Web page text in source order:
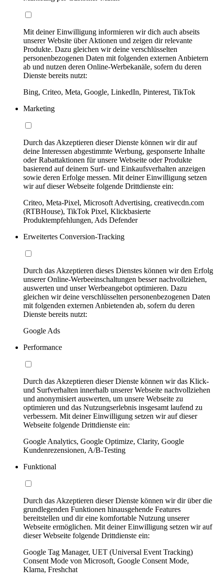
Mit deiner Einwilligung informieren wir dich auch abseits
unserer Website über Aktionen und zeigen dir relevante
Produkte. Dazu gleichen wir deine verschlüsselten
personenbezogenen Daten mit folgenden externen Anbietern
ab und nutzen deren Online-Werbekanäle, sofern du deren
Dienste bereits nutzt:
Bing, Criteo, Meta, Google, LinkedIn, Pinterest, TikTok
Marketing
Durch das Akzeptieren dieser Dienste können wir dir auf
deine Interessen abgestimmte Werbung, gesponserte Inhalte
oder Rabattaktionen für unsere Webseite oder Produkte
basierend auf deinem Surf- und Einkaufsverhalten anzeigen
sowie deren Erfolge messen. Mit deiner Einwilligung setzen
wir auf dieser Webseite folgende Drittdienste ein:
Criteo, Meta-Pixel, Microsoft Advertising, creativecdn.com
(RTBHouse), TikTok Pixel, Klickbasierte
Produktempfehlungen, Ads Defender
Erweitertes Conversion-Tracking
Durch das Akzeptieren dieses Dienstes können wir den Erfolg
unserer Online-Werbeeinschaltungen besser nachvollziehen,
auswerten und unser Werbeangebot optimieren. Dazu
gleichen wir deine verschlüsselten personenbezogenen Daten
mit folgenden externen Anbietenden ab, sofern du deren
Dienste bereits nutzt:
Google Ads
Performance
Durch das Akzeptieren dieser Dienste können wir das Klick-
und Surfverhalten innerhalb unserer Webseite nachvollziehen
und anonymisiert auswerten, um unsere Webseite zu
optimieren und das Nutzungserlebnis insgesamt laufend zu
verbessern. Mit deiner Einwilligung setzen wir auf dieser
Webseite folgende Drittdienste ein:
Google Analytics, Google Optimize, Clarity, Google
Kundenrezensionen, A/B-Testing
Funktional
Durch das Akzeptieren dieser Dienste können wir dir über die
grundlegenden Funktionen hinausgehende Features
bereitstellen und dir eine komfortable Nutzung unserer
Webseite ermöglichen. Mit deiner Einwilligung setzen wir auf
dieser Webseite folgende Drittdienste ein:
Google Tag Manager, UET (Universal Event Tracking)
Consent Mode von Microsoft, Google Consent Mode,
Klarna, Freshchat